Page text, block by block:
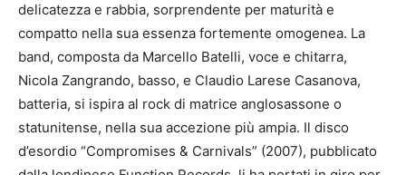
delicatezza e rabbia, sorprendente per maturità e
compatto nella sua essenza fortemente omogenea. La
band, composta da Marcello Batelli, voce e chitarra,
Nicola Zangrando, basso, e Claudio Larese Casanova,
batteria, si ispira al rock di matrice anglosassone o
statunitense, nella sua accezione più ampia. Il disco
d’esordio “Compromises & Carnivals” (2007), pubblicato